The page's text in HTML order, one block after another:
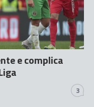
e complica
3